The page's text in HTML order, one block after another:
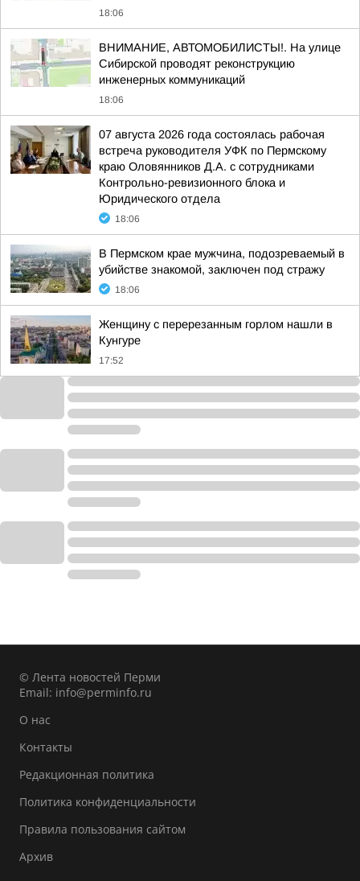
18:06
ВНИМАНИЕ, АВТОМОБИЛИСТЫ!. На улице
Сибирской проводят реконструкцию
инженерных коммуникаций
18:06
07 августа 2026 года состоялась рабочая
встреча руководителя УФК по Пермскому
краю Оловянников Д.А. с сотрудниками
Контрольно-ревизионного блока и
Юридического отдела
18:06
В Пермском крае мужчина, подозреваемый в
убийстве знакомой, заключен под стражу
18:06
Женщину с перерезанным горлом нашли в
Кунгуре
17:52
© Лента новостей Перми
Email: info@perminfo.ru
О нас
Контакты
Редакционная политика
Политика конфиденциальности
Правила пользования сайтом
Архив